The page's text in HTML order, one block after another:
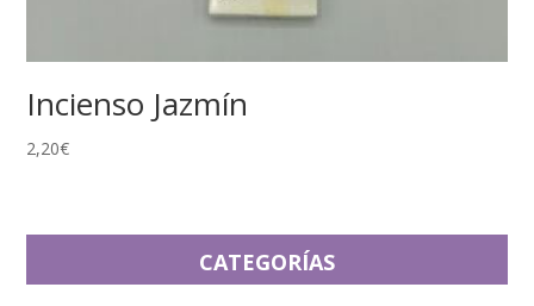
Incienso Jazmín
2,20€
CATEGORÍAS